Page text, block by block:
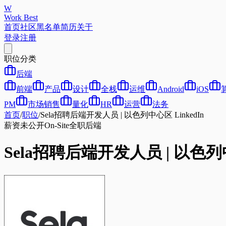
W
Work Best
首页社区黑名单简历关于
登录注册
职位分类
后端
前端
产品 设计 全栈 运维 Android iOS
PM
市场销售 量化 HR 运营
法务
首页/职位/Sela招聘后端开发人员 | 以色列中心区 LinkedIn
薪资未公开On-Site全职后端
Sela招聘后端开发人员 | 以色